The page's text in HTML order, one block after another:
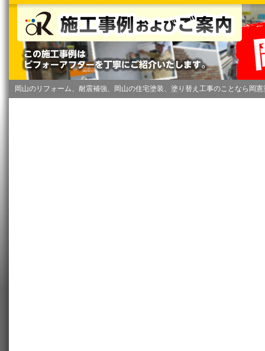
岡山のリフォーム、耐震補強、岡山の住宅塗装、塗り替え工事のことなら岡憲